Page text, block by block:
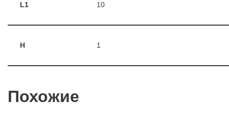
L1 10
H 1
Похожие